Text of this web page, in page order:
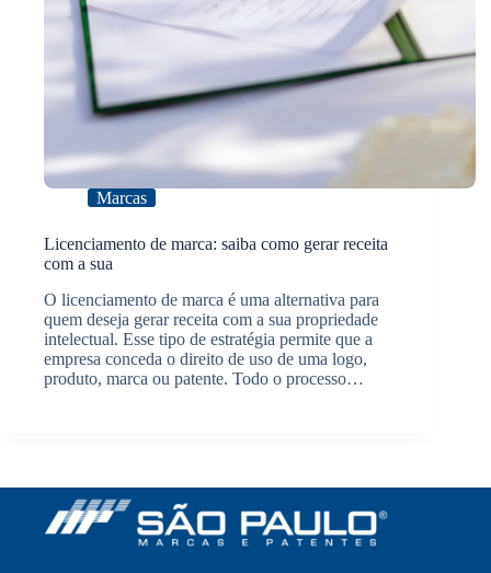
Marcas
Licenciamento de marca: saiba como gerar receita
com a sua
O licenciamento de marca é uma alternativa para
quem deseja gerar receita com a sua propriedade
intelectual. Esse tipo de estratégia permite que a
empresa conceda o direito de uso de uma logo,
produto, marca ou patente. Todo o processo…